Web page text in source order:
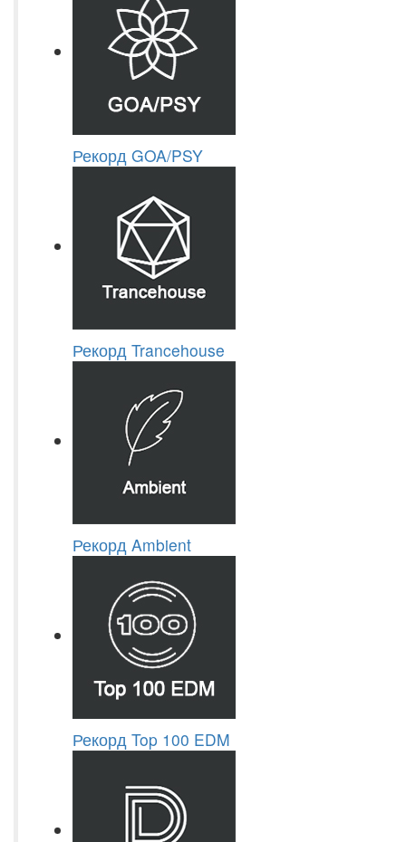
Рекорд GOA/PSY
Рекорд Trancehouse
Рекорд Ambient
Рекорд Top 100 EDM